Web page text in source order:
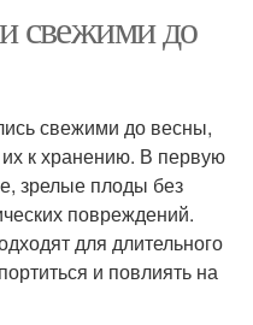
свежими до
свежими до весны,
к хранению. В первую
зрелые плоды без
повреждений.
для длительного
и повлиять на